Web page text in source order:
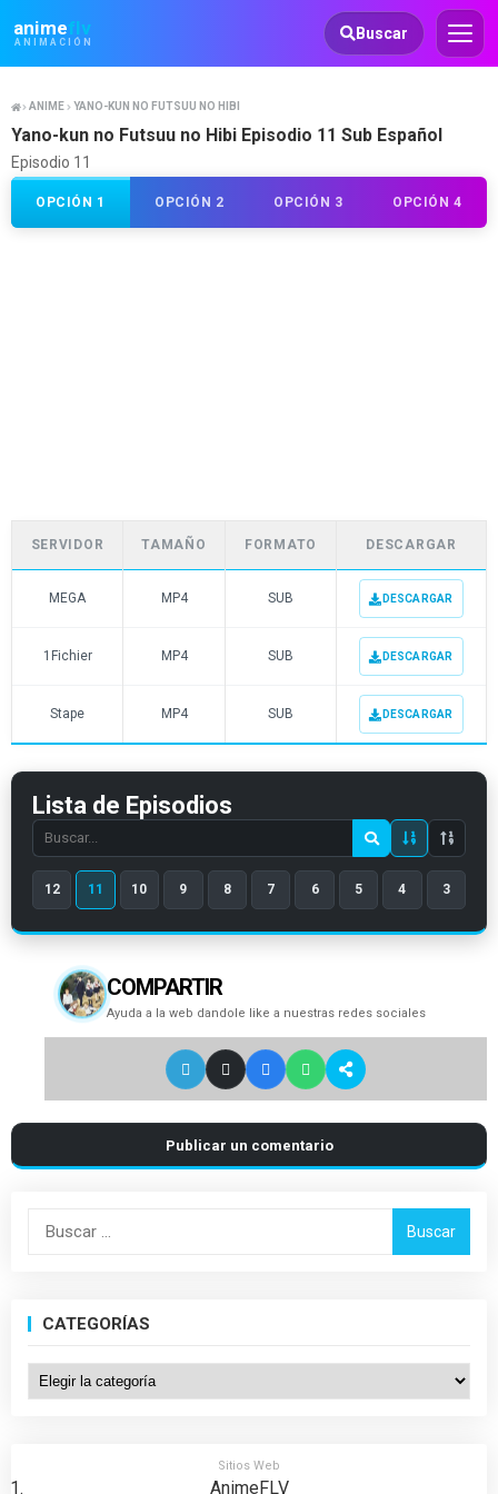
animeflv
ANIMACIÓN
Animeflv Buscar
ANIME YANO-KUN NO FUTSUU NO HIBI
Yano-kun no Futsuu no Hibi Episodio 11 Sub Español
Episodio 11
OPCIÓN 1 OPCIÓN 2 OPCIÓN 3 OPCIÓN 4
SERVIDOR TAMAÑO FORMATO DESCARGAR
MEGA MP4 SUB DESCARGAR
1Fichier MP4 SUB DESCARGAR
Stape MP4 SUB DESCARGAR
Lista de Episodios
Search
episode
number
12 11 10 9 8 7 6 5 4 3
COMPARTIR
Ayuda a la web dandole like a nuestras redes sociales
Publicar un comentario
Buscar:
CATEGORÍAS
Categorías
Sitios Web
AnimeFLV